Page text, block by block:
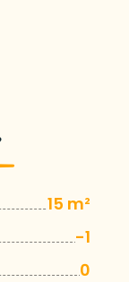
15 m²
-1
0